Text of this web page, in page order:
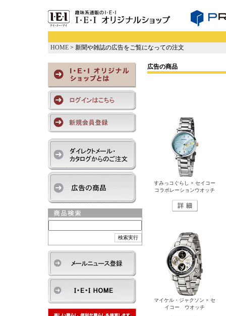
HOME > 新聞や雑誌の広告をご覧になっての注文
広告の商品
すみっコぐらし × セイコー
コラボレーションウオッチ
マイケル・ジャクソン × セ
イコー ウオッチ